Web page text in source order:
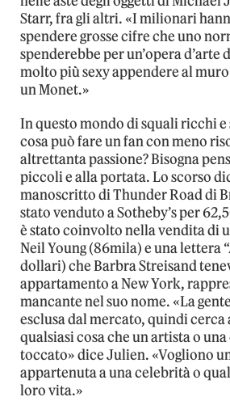
Starr, fra gli altri. «I milionari
spendere grosse cifre che uno
spenderebbe per un’opera d’arte
molto più sexy appendere al
un Monet.»
In questo mondo di squali ricchi
cosa può fare un fan con meno
altrettanta passione? Bisogna
piccoli e alla portata. Lo scorso
manoscritto di Thunder Road di
stato venduto a Sotheby’s per
è stato coinvolto nella vendita di
Neil Young (86mila) e una lettera
dollari) che Barbra Streisand
appartamento a New York,
mancante nel suo nome. «La
esclusa dal mercato, quindi cerca
qualsiasi cosa che un artista o
toccato» dice Julien. «Vogliono
appartenuta a una celebrità o
loro vita.»